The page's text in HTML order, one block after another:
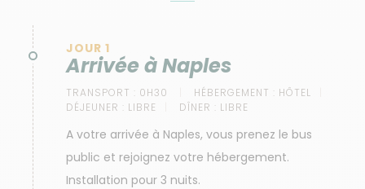
JOUR 1
Arrivée à Naples
TRANSPORT : 0H30 HÉBERGEMENT : HÔTEL
DÉJEUNER : LIBRE DÎNER : LIBRE
A votre arrivée à Naples, vous prenez le bus
public et rejoignez votre hébergement.
Installation pour 3 nuits.